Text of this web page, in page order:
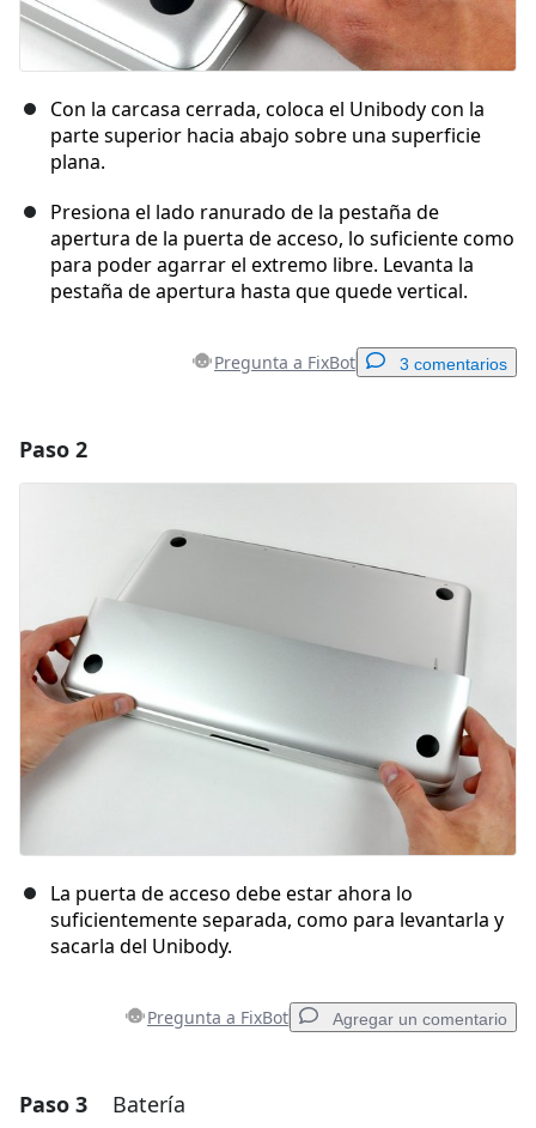
Con la carcasa cerrada, coloca el Unibody con la
parte superior hacia abajo sobre una superficie
plana.
Presiona el lado ranurado de la pestaña de
apertura de la puerta de acceso, lo suficiente como
para poder agarrar el extremo libre. Levanta la
pestaña de apertura hasta que quede vertical.
Pregunta a FixBot 3 comentarios
Publicar comentario
Paso 2
La puerta de acceso debe estar ahora lo
suficientemente separada, como para levantarla y
sacarla del Unibody.
Pregunta a FixBot Agregar un comentario
Paso 3 Batería